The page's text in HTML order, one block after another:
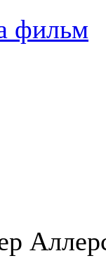
фильм